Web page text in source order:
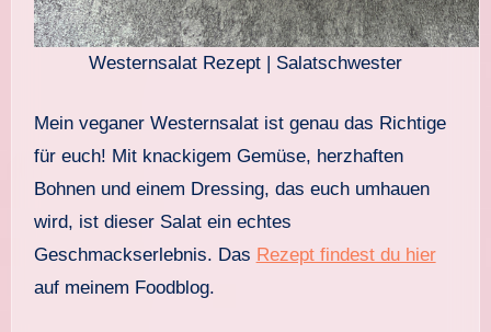
Westernsalat Rezept | Salatschwester
Mein veganer Westernsalat ist genau das Richtige
für euch! Mit knackigem Gemüse, herzhaften
Bohnen und einem Dressing, das euch umhauen
wird, ist dieser Salat ein echtes
Geschmackserlebnis. Das Rezept findest du hier
auf meinem Foodblog.